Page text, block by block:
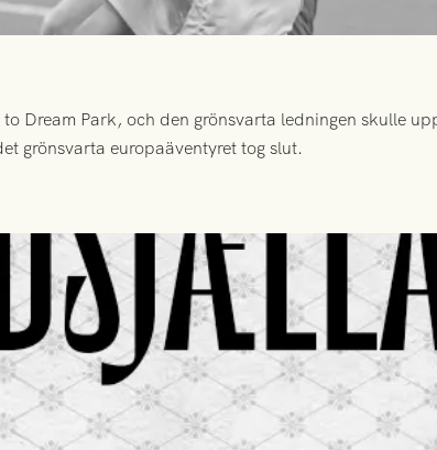
Dream Park, och den grönsvarta ledningen skulle
grönsvarta europaäventyret tog slut.